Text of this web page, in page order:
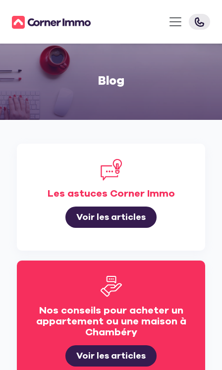
Blog
Les astuces Corner Immo
Voir les articles
Nos conseils pour acheter un
appartement ou une maison à
Chambéry
Voir les articles